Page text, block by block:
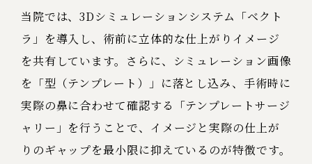
当院では、3Dシミュレーションシステム「ベクト
ラ」を導入し、術前に立体的な仕上がりイメージ
を共有しています。さらに、シミュレーション画像
を「型（テンプレート）」に落とし込み、手術時に
実際の鼻に合わせて確認する「テンプレートサージ
ャリー」を行うことで、イメージと実際の仕上が
りのギャップを最小限に抑えているのが特徴です。